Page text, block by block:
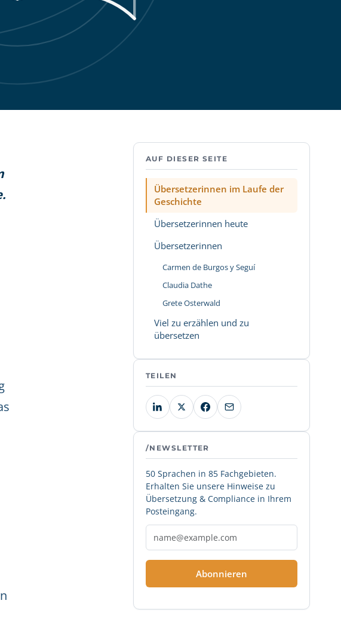
AUF DIESER SEITE
Übersetzerinnen im Laufe der
Geschichte
Übersetzerinnen heute
Übersetzerinnen
Carmen de Burgos y Seguí
Claudia Dathe
Grete Osterwald
Viel zu erzählen und zu
übersetzen
TEILEN
/NEWSLETTER
50 Sprachen in 85 Fachgebieten.
Erhalten Sie unsere Hinweise zu
Übersetzung & Compliance in Ihrem
Posteingang.
Abonnieren